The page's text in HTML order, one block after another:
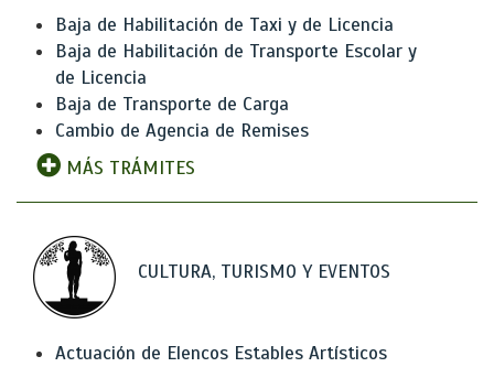
Baja de Habilitación de Taxi y de Licencia
Baja de Habilitación de Transporte Escolar y
de Licencia
Baja de Transporte de Carga
Cambio de Agencia de Remises
MÁS TRÁMITES
CULTURA, TURISMO Y EVENTOS
Actuación de Elencos Estables Artísticos